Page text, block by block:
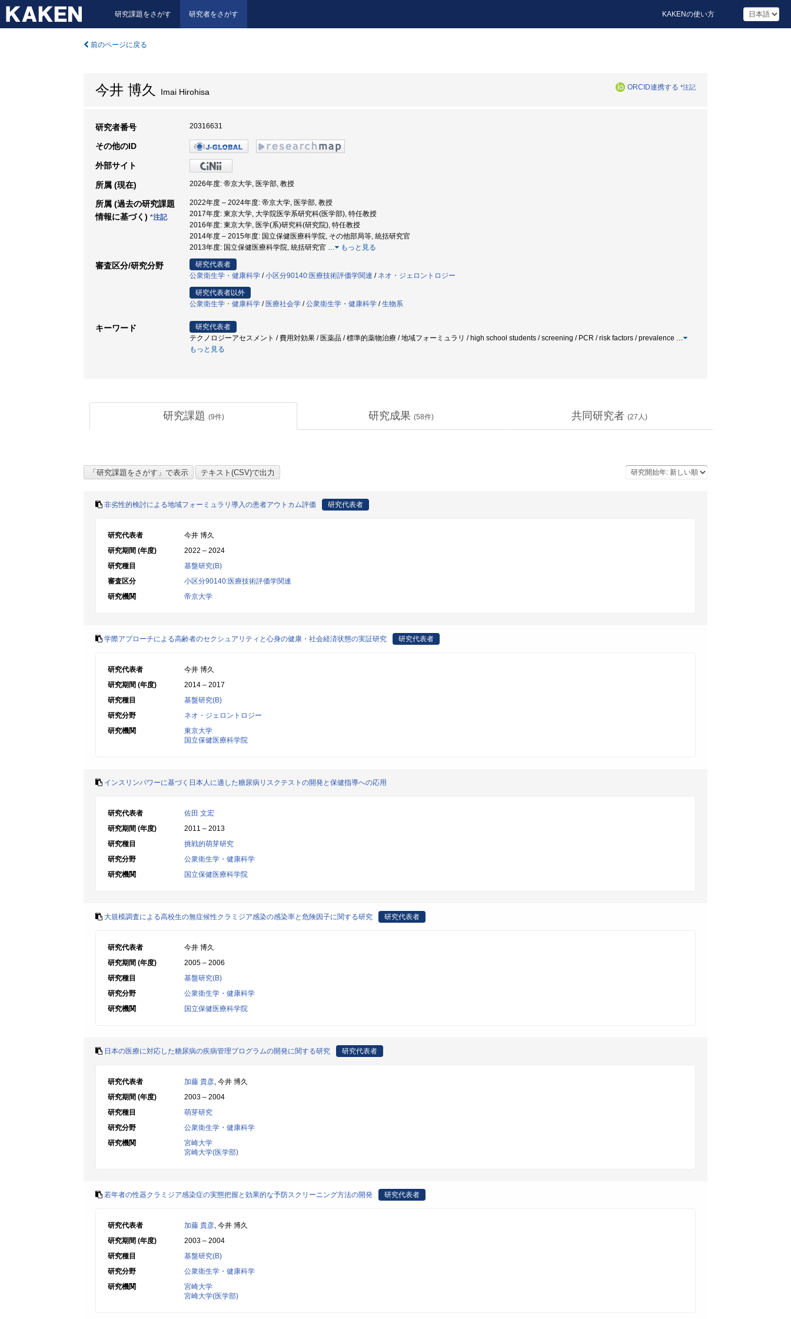
研究課題をさがす 研究者をさがす KAKENの使い方
前のページに戻る
今井 博久 Imai Hirohisa ORCID連携する *注記
研究者番号 20316631
その他のID
外部サイト
所属 (現在) 2026年度: 帝京大学, 医学部, 教授
所属 (過去の研究課題
情報に基づく) *注記
2022年度 – 2024年度: 帝京大学, 医学部, 教授
2017年度: 東京大学, 大学院医学系研究科(医学部), 特任教授
2016年度: 東京大学, 医学(系)研究科(研究院), 特任教授
2014年度 – 2015年度: 国立保健医療科学院, その他部局等, 統括研究官
2013年度: 国立保健医療科学院, 統括研究官 … もっと見る
審査区分/研究分野
研究代表者
公衆衛生学・健康科学 /小区分90140:医療技術評価学関連 / ネオ・ジェロントロジー
研究代表者以外
公衆衛生学・健康科学 / 医療社会学 /公衆衛生学・健康科学 /生物系
キーワード
研究代表者
テクノロジーアセスメント / 費用対効果 / 医薬品 / 標準的薬物治療 / 地域フォーミュラリ / high school students / screening / PCR / risk factors / prevalence …
もっと見る
研究課題 (9件) 研究成果 (58件) 共同研究者 (27 人)
非劣性的検討による地域フォーミュラリ導入の患者アウトカム評価 研究代表者
研究代表者
今井 博久
研究期間 (年度)
2022 – 2024
研究種目
基盤研究(B)
審査区分
小区分90140:医療技術評価学関連
研究機関
帝京大学
学際アプローチによる高齢者のセクシュアリティと心身の健康・社会経済状態の実証研究 研究代表者
研究代表者
今井 博久
研究期間 (年度)
2014 – 2017
研究種目
基盤研究(B)
研究分野
ネオ・ジェロントロジー
研究機関
東京大学
国立保健医療科学院
インスリンパワーに基づく日本人に適した糖尿病リスクテストの開発と保健指導への応用
研究代表者
佐田 文宏
研究期間 (年度)
2011 – 2013
研究種目
挑戦的萌芽研究
研究分野
公衆衛生学・健康科学
研究機関
国立保健医療科学院
大規模調査による高校生の無症候性クラミジア感染の感染率と危険因子に関する研究 研究代表者
研究代表者
今井 博久
研究期間 (年度)
2005 – 2006
研究種目
基盤研究(B)
研究分野
公衆衛生学・健康科学
研究機関
国立保健医療科学院
日本の医療に対応した糖尿病の疾病管理プログラムの開発に関する研究 研究代表者
研究代表者 加藤 貴彦, 今井 博久
研究期間 (年度)
2003 – 2004
研究種目
萌芽研究
研究分野
公衆衛生学・健康科学
研究機関
宮崎大学
宮崎大学(医学部)
若年者の性器クラミジア感染症の実態把握と効果的な予防スクリーニング方法の開発 研究代表者
研究代表者 加藤 貴彦, 今井 博久
研究期間 (年度)
2003 – 2004
研究種目
基盤研究(B)
研究分野
公衆衛生学・健康科学
研究機関
宮崎大学
宮崎大学(医学部)